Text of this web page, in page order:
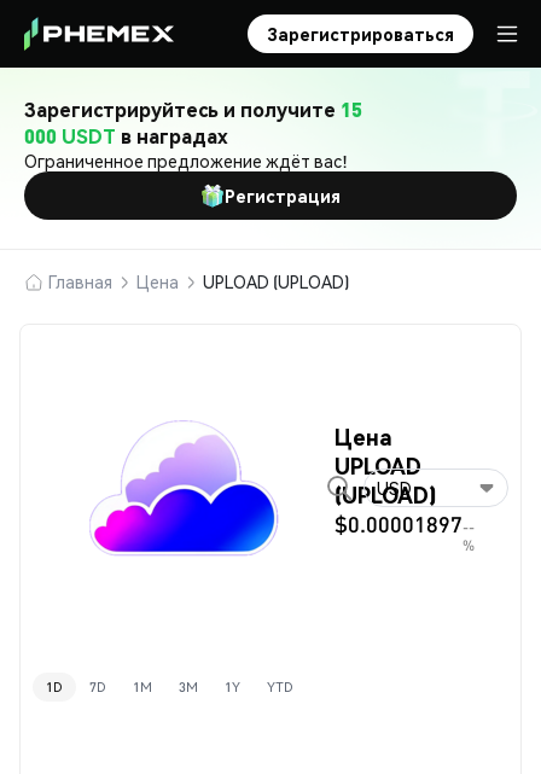
Зарегистрироваться
Зарегистрируйтесь и получите 15
000 USDT в наградах
Ограниченное предложение ждёт вас!
Регистрация
Главная Цена UPLOAD (UPLOAD)
Цена
UPLOAD
(UPLOAD)
$0.00001897--
%
USD
1D 7D 1M 3M 1Y YTD